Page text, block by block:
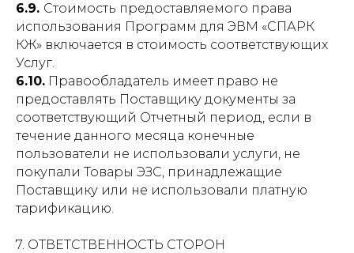
6.9. Стоимость предоставляемого права
использования Программ для ЭВМ «СПАРК
КЖ» включается в стоимость соответствующих
Услуг.
6.10. Правообладатель имеет право не
предоставлять Поставщику документы за
соответствующий Отчетный период, если в
течение данного месяца конечные
пользователи не использовали услуги, не
покупали Товары ЭЗС, принадлежащие
Поставщику или не использовали платную
тарификацию.
7. ОТВЕТСТВЕННОСТЬ СТОРОН